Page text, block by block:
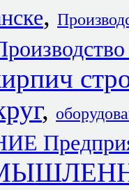
,
,